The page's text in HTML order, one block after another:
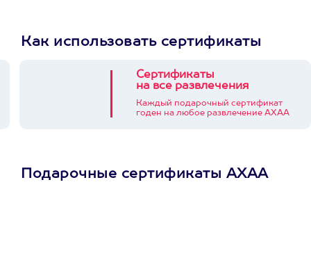
Как использовать сертификаты
Сертификаты
на все развлечения
Каждый подарочный сертификат
годен на любое развлечение АХАА
Подарочные сертификаты АХАА